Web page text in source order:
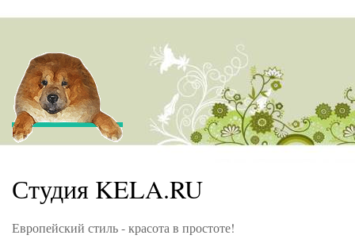
Студия KELA.RU
Европейский стиль - красота в простоте!